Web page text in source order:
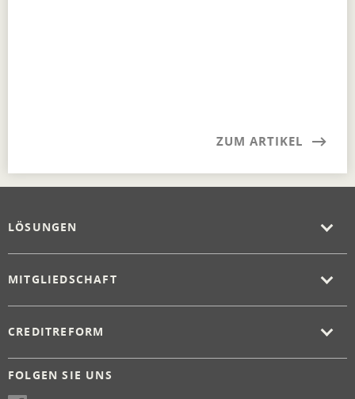
ZUM ARTIKEL
LÖSUNGEN
MITGLIEDSCHAFT
CREDITREFORM
FOLGEN SIE UNS